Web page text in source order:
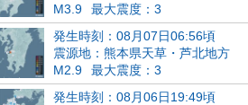
M3.9
最大震度：3
発生時刻：08月07日06:56頃
震源地：熊本県天草・芦北地方
M2.9
最大震度：3
発生時刻：08月06日19:49頃